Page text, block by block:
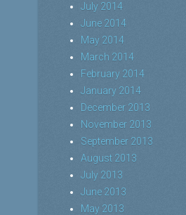
July 2014
June 2014
May 2014
March 2014
February 2014
January 2014
December 2013
November 2013
September 2013
August 2013
July 2013
June 2013
May 2013